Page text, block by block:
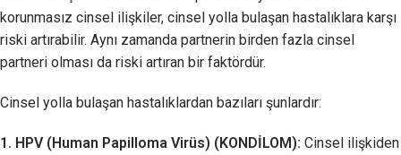
korunmasız cinsel ilişkiler, cinsel yolla bulaşan hastalıklara karşı
riski artırabilir. Aynı zamanda partnerin birden fazla cinsel
partneri olması da riski artıran bir faktördür.
Cinsel yolla bulaşan hastalıklardan bazıları şunlardır:
1. HPV (Human Papilloma Virüs) (KONDİLOM): Cinsel ilişkiden